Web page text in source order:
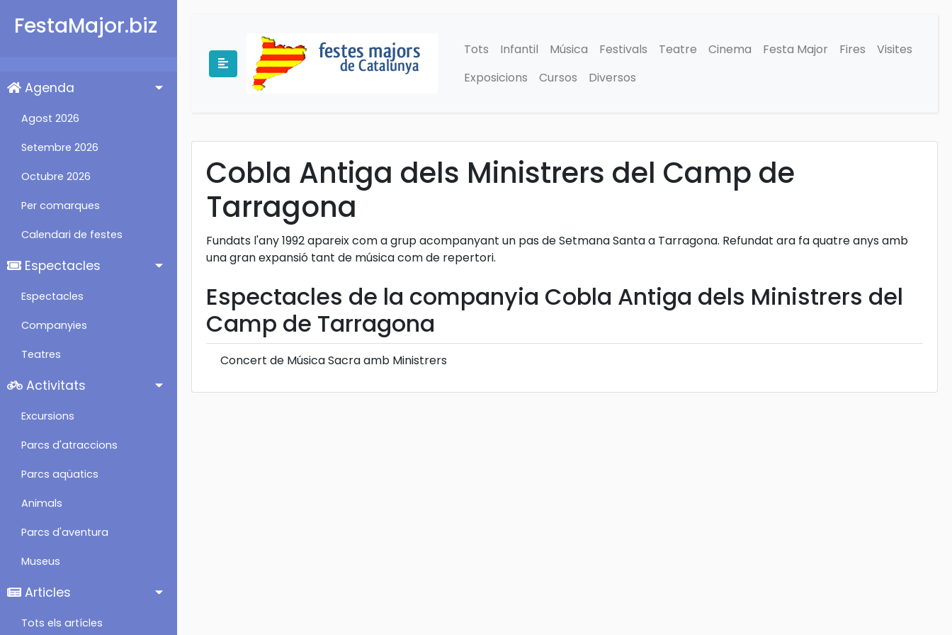
FestaMajor.biz
Agenda
Agost 2026
Setembre 2026
Octubre 2026
Per comarques
Calendari de festes
Espectacles
Espectacles
Companyies
Teatres
Activitats
Excursions
Parcs d'atraccions
Parcs aqüatics
Animals
Parcs d'aventura
Museus
Articles
Tots els artícles
Tots Infantil Música Festivals Teatre Cinema Festa Major Fires
Visites
Exposicions
Cursos Diversos
Cobla Antiga dels Ministrers del Camp de
Tarragona
Fundats l'any 1992 apareix com a grup acompanyant un pas de Setmana Santa a Tarragona. Refundat ara fa quatre anys amb
una gran expansió tant de música com de repertori.
Espectacles de la companyia Cobla Antiga dels Ministrers del
Camp de Tarragona
Concert de Música Sacra amb Ministrers